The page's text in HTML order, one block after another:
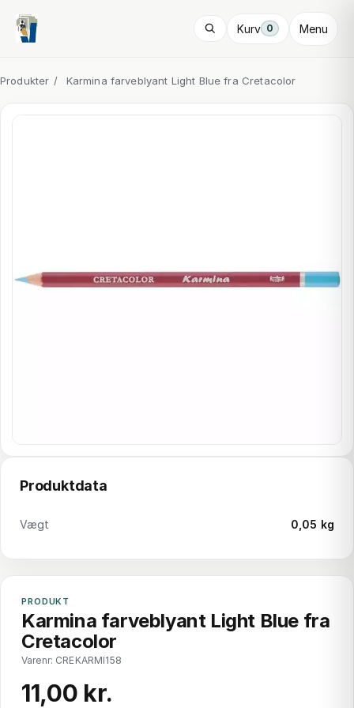
Kurv 0 Menu
Produkter / Karmina farveblyant Light Blue fra Cretacolor
Produktdata
Vægt 0,05 kg
PRODUKT
Karmina farveblyant Light Blue fra
Cretacolor
Varenr: CREKARMI158
11,00 kr.